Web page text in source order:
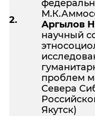
2.
Аргылов
научный
проблем
Севера
Якутск)